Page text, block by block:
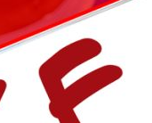
» 2,2 MiB -
Ausgabe
BOXING
» 2,3 MiB -